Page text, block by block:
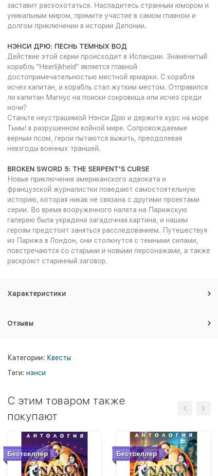
заставит расхохотаться. Насладитесь странным юмором и
уникальным миром, примите участие в самом главном и
долгом приключении в истории Депонии.
НЭНСИ ДРЮ: ПЕСНЬ ТЕМНЫХ ВОД
Действие этой серии происходит в Исландии. Знаменитый
корабль "Heerlijkheid" является главной
достопримечательностью местной ярмарки. С корабля
исчез капитан, и корабль стал жутким местом. Отправился
ли капитан Магнус на поиски сокровища или исчез среди
ночи?
Станьте неустрашимой Нэнси Дрю и держите курс на море
Тьмы! в разрушенном войной мире. Сопровождаемые
верным псом, герои пытаются выжить, преодолевая
невзгоды военных траншей.
BROKEN SWORD 5: THE SERPENT'S CURSE
Новые приключения американского адвоката и
французской журналистки поведают самостоятельную
историю, которая никак не связана с другими проектами
серии. Во время вооруженного налета на Парижскую
галерею была украдена загадочная картина, и нашим
героям предстоит заняться расследованием. Путешествуя
из Парижа в Лондон, они столкнутся с темными силами,
повстречаются со старыми и новыми персонажами, а также
раскроют старинный заговор.
Характеристики
Отзывы
Категории: Квесты
Теги: нэнси
C этим товаром также
покупают
Бестселлер Бестселлер